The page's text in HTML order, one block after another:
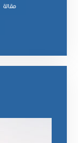
مقالة